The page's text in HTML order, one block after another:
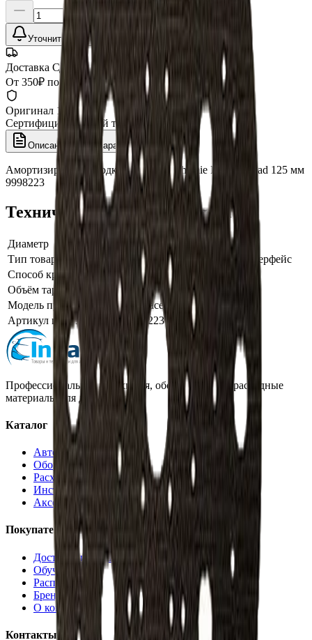
Уточнить наличие
Доставка СДЭК
От 350₽ по России
Оригинал 100%
Сертифицированный товар
Описание Характеристики
Амортизирующая подкладка Koch Chemie Interface Pad 125 мм
9998223
Технические характеристики
Диаметр
125
Тип товара
Переходник, подложка, интерфейс
Способ крепления
Липучка
Объём тары, фасовка
125мм
Модель производителя
Interface Pad
Артикул производителя
9998223
Профессиональная автохимия, оборудование и расходные
материалы для детейлинга.
Каталог
Автохимия
Оборудование
Расходные материалы
Инструменты
Аксессуары
Покупателям
Доставка и оплата
Обучение
Распродажа
Бренды
О компании
Контакты